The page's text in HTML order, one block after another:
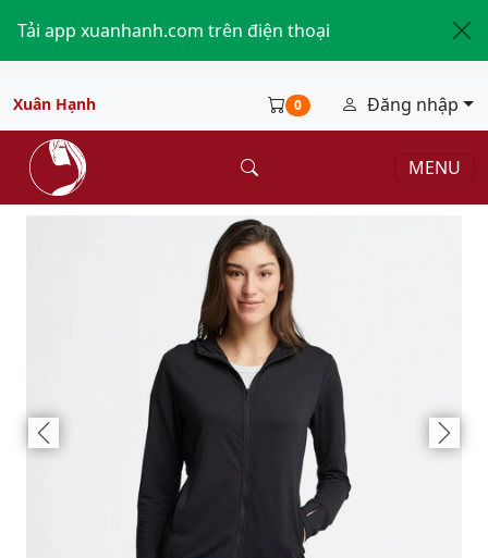
Tải app xuanhanh.com trên điện thoại
Xuân Hạnh 0 Đăng nhập
MENU